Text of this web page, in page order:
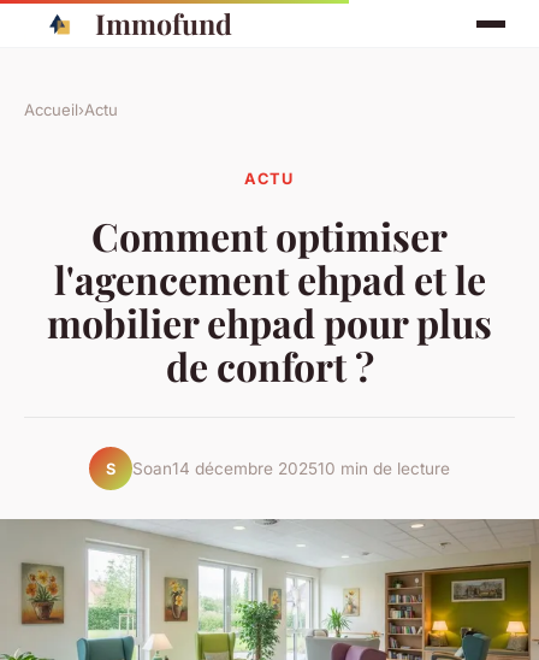
Immofund
Accueil›Actu
ACTU
Comment optimiser
l'agencement ehpad et le
mobilier ehpad pour plus
de confort ?
S Soan14 décembre 202510 min de lecture